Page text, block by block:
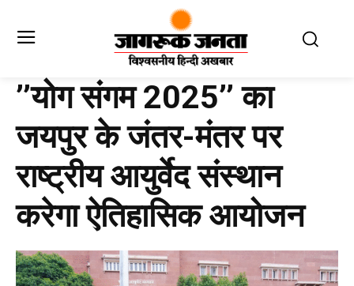
’’योग संगम 2025’’ का
जयपुर के जंतर-मंतर पर
राष्ट्रीय आयुर्वेद संस्थान
करेगा ऐतिहासिक आयोजन